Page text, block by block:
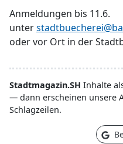
Anmeldungen bis 11.6.
unter
oder vor Ort in der
Stadtmagazin.SH Inhalte
— dann erscheinen unsere
Schlagzeilen.